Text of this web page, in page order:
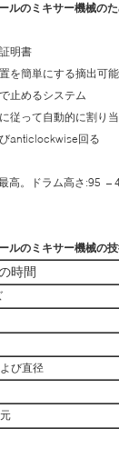
ルのミキサー機械の
明書
を簡単にする摘出可
止めるシステム
従って自動的に割り
anticlockwise回る
高。ドラム高さ:95 –
ルのミキサー機械の
時間
び直径